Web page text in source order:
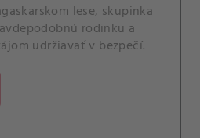
lese, skupinka
rodinku a
udržiavať v bezpečí.